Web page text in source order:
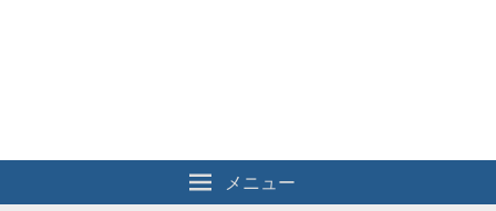
メニュー